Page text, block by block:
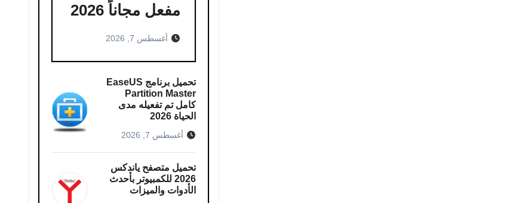
مفعل مجاناً 2026
أغسطس 7, 2026
تحميل برنامج EaseUS
Partition Master
كامل​ تم تفعيله مدى
الحياة 2026
أغسطس 7, 2026
تحميل متصفح ياندكس
2026 للكمبيوتر بأحدث
الأدوات والميزات